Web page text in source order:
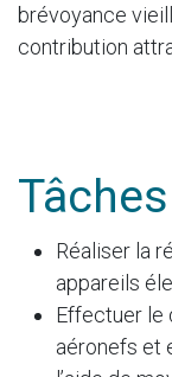
brévoyance
contribution
Tâches
Réaliser la
appareils
Effectuer le
aéronefs et